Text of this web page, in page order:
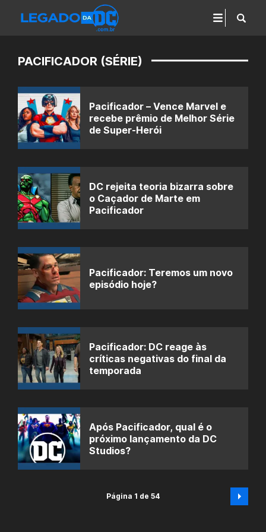
PACIFICADOR (SÉRIE)
Pacificador – Vence Marvel e
recebe prêmio de Melhor Série
de Super-Herói
DC rejeita teoria bizarra sobre
o Caçador de Marte em
Pacificador
Pacificador: Teremos um novo
episódio hoje?
Pacificador: DC reage às
críticas negativas do final da
temporada
Após Pacificador, qual é o
próximo lançamento da DC
Studios?
Página 1 de 54